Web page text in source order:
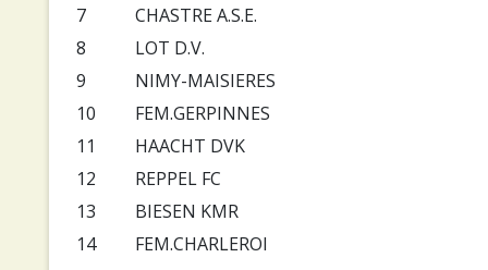
7
CHASTRE A.S.E.
8
LOT D.V.
9
NIMY-MAISIERES
10
FEM.GERPINNES
11
HAACHT DVK
12
REPPEL FC
13
BIESEN KMR
14
FEM.CHARLEROI